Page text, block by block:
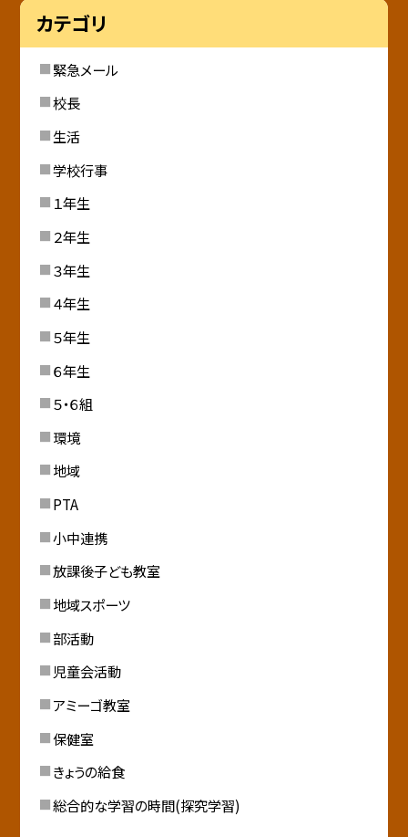
カテゴリ
緊急メール
校長
生活
学校行事
１年生
２年生
３年生
４年生
５年生
６年生
５・６組
環境
地域
PTA
小中連携
放課後子ども教室
地域スポーツ
部活動
児童会活動
アミーゴ教室
保健室
きょうの給食
総合的な学習の時間(探究学習)